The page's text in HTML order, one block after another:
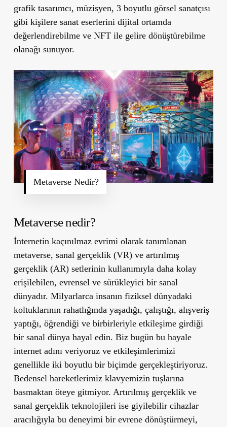
grafik tasarımcı, müzisyen, 3 boyutlu görsel sanatçısı
gibi kişilere sanat eserlerini dijital ortamda
değerlendirebilme ve NFT ile gelire dönüştürebilme
olanağı sunuyor.
Metaverse Nedir?
Metaverse nedir?
İnternetin kaçınılmaz evrimi olarak tanımlanan
metaverse, sanal gerçeklik (VR) ve artırılmış
gerçeklik (AR) setlerinin kullanımıyla daha kolay
erişilebilen, evrensel ve sürükleyici bir sanal
dünyadır. Milyarlarca insanın fiziksel dünyadaki
koltuklarının rahatlığında yaşadığı, çalıştığı, alışveriş
yaptığı, öğrendiği ve birbirleriyle etkileşime girdiği
bir sanal dünya hayal edin. Biz bugün bu hayale
internet adını veriyoruz ve etkileşimlerimizi
genellikle iki boyutlu bir biçimde gerçekleştiriyoruz.
Bedensel hareketlerimiz klavyemizin tuşlarına
basmaktan öteye gitmiyor. Artırılmış gerçeklik ve
sanal gerçeklik teknolojileri ise giyilebilir cihazlar
aracılığıyla bu deneyimi bir evrene dönüştürmeyi,